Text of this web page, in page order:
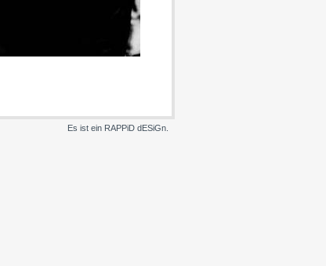
Es ist ein RAPPiD dESiGn.